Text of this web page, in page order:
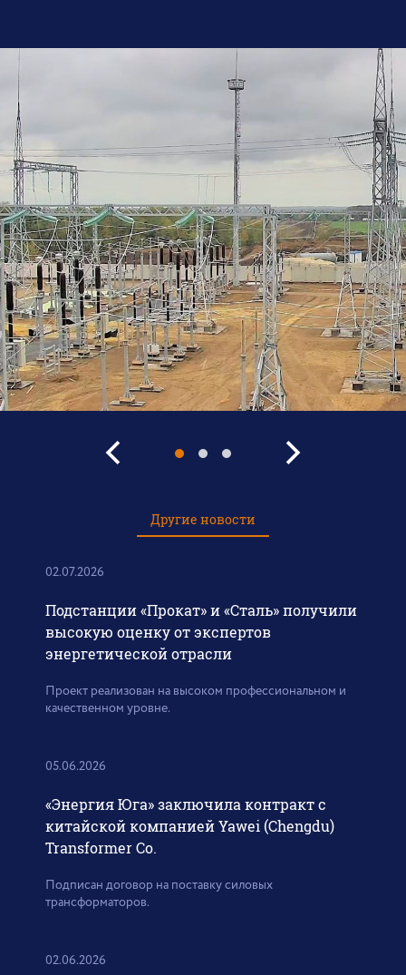
Другие новости
02.07.2026
Подстанции «Прокат» и «Сталь» получили
высокую оценку от экспертов
энергетической отрасли
Проект реализован на высоком профессиональном и
качественном уровне.
05.06.2026
«Энергия Юга» заключила контракт с
китайской компанией Yawei (Chengdu)
Transformer Co.
Подписан договор на поставку силовых
трансформаторов.
02.06.2026